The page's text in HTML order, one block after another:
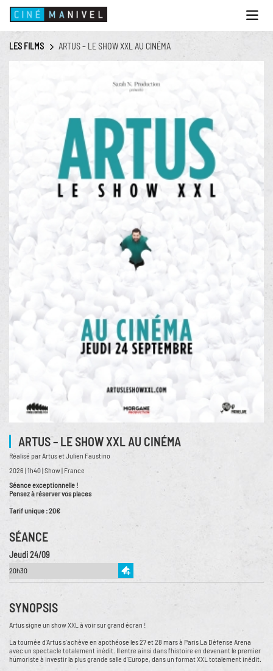
le
menu
ACCUEIL
CINÉ CAFÉ | RESTAURANT
INFOS PRATIQUES
LES FILMS ARTUS – LE SHOW XXL AU CINÉMA
ARTUS – LE SHOW XXL AU CINÉMA
Réalisé par Artus et Julien Faustino
2026 | 1h40 | Show | France
Séance exceptionnelle !
Pensez à réserver vos places
Tarif unique : 20€
SÉANCE
Jeudi 24/09
20h30
SYNOPSIS
Artus signe un show XXL à voir sur grand écran !
La tournée d'Artus s'achève en apothéose les 27 et 28 mars à Paris La Défense Arena
avec un spectacle totalement inédit. Il entre ainsi dans l'histoire en devenant le premier
humoriste à investir la plus grande salle d'Europe, dans un format XXL totalement inédit.